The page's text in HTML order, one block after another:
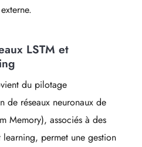
LSTM et
du pilotage
de réseaux neuronaux de
Memory), associés à des
permet une gestion